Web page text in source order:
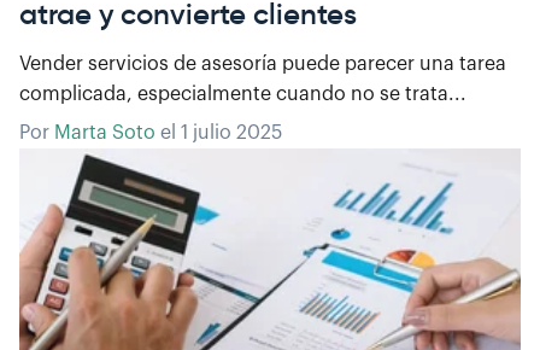
atrae y convierte clientes
Vender servicios de asesoría puede parecer una tarea
complicada, especialmente cuando no se trata...
Por Marta Soto el 1 julio 2025